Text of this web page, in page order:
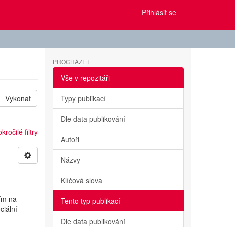
Přihlásit se
Vykonat
filtry
na
PROCHÁZET
Vše v repozitáři
Typy publikací
Dle data publikování
Autoři
Názvy
Klíčová slova
Tento typ publikací
Dle data publikování